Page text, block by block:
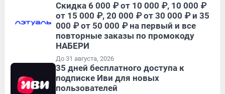
Скидка 6 000 ₽ от 10 000 ₽, 10 000 ₽
от 15 000 ₽, 20 000 ₽ от 30 000 ₽ и 35
000 ₽ от 50 000 ₽ на первый и все
повторные заказы по промокоду
НАБЕРИ
До 31 августа, 2026
35 дней бесплатного доступа к
подписке Иви для новых
пользователей